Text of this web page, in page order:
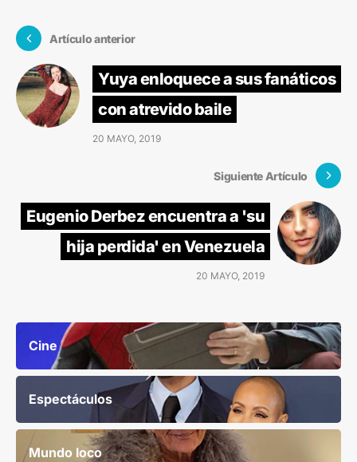
Artículo anterior
Yuya enloquece a sus fanáticos
con atrevido baile
20 MAYO, 2019
Siguiente Artículo
Eugenio Derbez encuentra a 'su
hija perdida' en Venezuela
20 MAYO, 2019
Cine
Espectáculos
Mundo loco